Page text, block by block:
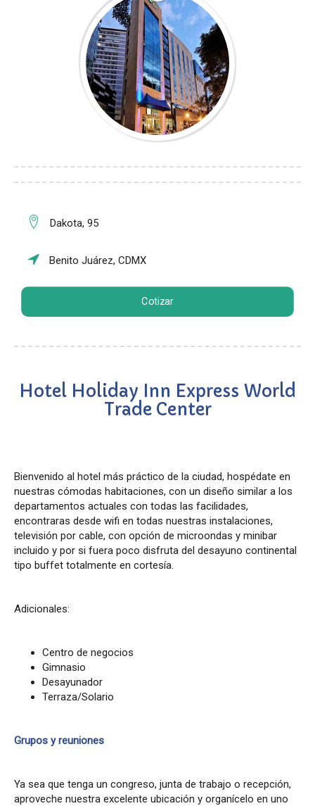
Dakota, 95
Benito Juárez, CDMX
Cotizar
Hotel Holiday Inn Express World
Trade Center
Bienvenido al hotel más práctico de la ciudad, hospédate en
nuestras cómodas habitaciones, con un diseño similar a los
departamentos actuales con todas las facilidades,
encontraras desde wifi en todas nuestras instalaciones,
televisión por cable, con opción de microondas y minibar
incluido y por si fuera poco disfruta del desayuno continental
tipo buffet totalmente en cortesía.
Adicionales:
Centro de negocios
Gimnasio
Desayunador
Terraza/Solario
Grupos y reuniones
Ya sea que tenga un congreso, junta de trabajo o recepción,
aproveche nuestra excelente ubicación y organícelo en uno